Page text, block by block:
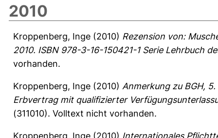
2010
Kroppenberg, Inge (2010) Rezension von:
2010. ISBN 978-3-16-150421-1 Serie Lehrbuch
vorhanden.
Kroppenberg, Inge (2010) Anmerkung zu BGH,
Erbvertrag mit qualifizierter
(311010). Volltext nicht vorhanden.
Kroppenberg, Inge (2010) Internationales